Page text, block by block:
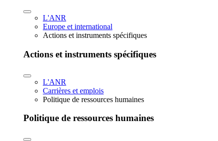
L'ANR
Europe et international
Actions et instruments spécifiques
Actions et instruments spécifiques
L'ANR
Carrières et emplois
Politique de ressources humaines
Politique de ressources humaines